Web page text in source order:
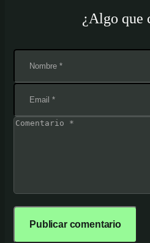
¿Algo que